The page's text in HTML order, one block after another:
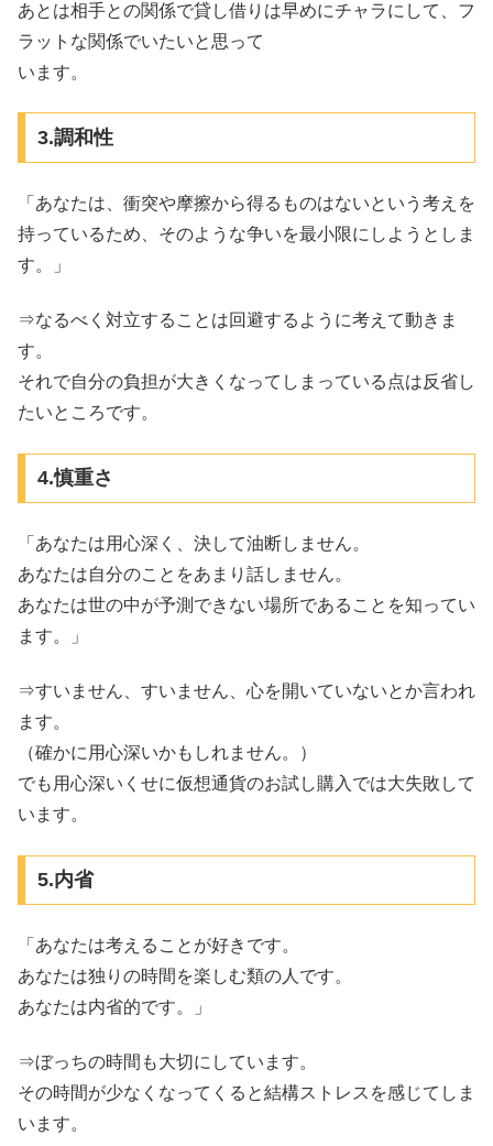
あとは相手との関係で貸し借りは早めにチャラにして、フ
ラットな関係でいたいと思って
います。
3.調和性
「あなたは、衝突や摩擦から得るものはないという考えを
持っているため、そのような争いを最小限にしようとしま
す。」
⇒なるべく対立することは回避するように考えて動きま
す。
それで自分の負担が大きくなってしまっている点は反省し
たいところです。
4.慎重さ
「あなたは用心深く、決して油断しません。
あなたは自分のことをあまり話しません。
あなたは世の中が予測できない場所であることを知ってい
ます。」
⇒すいません、すいません、心を開いていないとか言われ
ます。
（確かに用心深いかもしれません。）
でも用心深いくせに仮想通貨のお試し購入では大失敗して
います。
5.内省
「あなたは考えることが好きです。
あなたは独りの時間を楽しむ類の人です。
あなたは内省的です。」
⇒ぼっちの時間も大切にしています。
その時間が少なくなってくると結構ストレスを感じてしま
います。